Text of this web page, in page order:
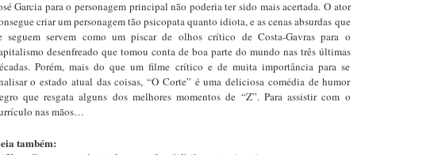
Garcia para o personagem principal não poderia ter sido mais acertada. O ator
criar um personagem tão psicopata quanto idiota, e as cenas absurdas que
seguem servem como um piscar de olhos crítico de Costa-Gavras para o
desenfreado que tomou conta de boa parte do mundo nas três últimas
Porém, mais do que um filme crítico e de muita importância para se
o estado atual das coisas, “O Corte” é uma deliciosa comédia de humor
que resgata alguns dos melhores momentos de “Z”. Para assistir com o
nas mãos…
também: